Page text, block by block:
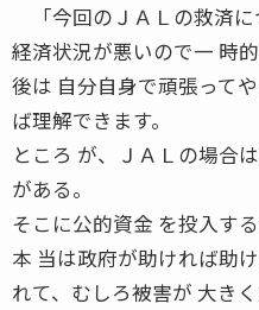
「今回のＪＡＬの救済に
経済状況が悪いので一 時
後は 自分自身で頑張って
ば理解できます。
ところ が、ＪＡＬの場合
がある。
そこに公的資金 を投入す
本 当は政府が助ければ助
れて、むしろ被害が 大き